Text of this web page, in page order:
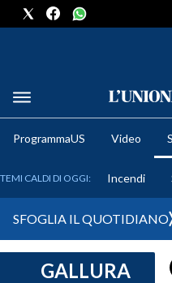
METEO
CRONACA SARDEGNA
ProgrammaUS Video
TEMI CALDI DI OGGI: Incendi
SFOGLIA IL QUOTIDIANO
GALLURA